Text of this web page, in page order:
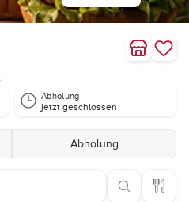
Abholung
jetzt geschlossen
Abholung